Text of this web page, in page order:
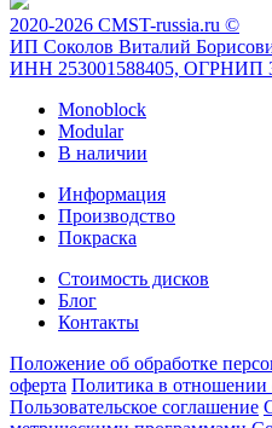
2020-2026 CMST-russia.ru ©
ИП Соколов Виталий
ИНН 253001588405, ОГРНИП
Monoblock
Modular
В наличии
Информация
Производство
Покраска
Стоимость дисков
Блог
Контакты
Положение об обработке
оферта Политика в отношении
Пользовательское соглашение